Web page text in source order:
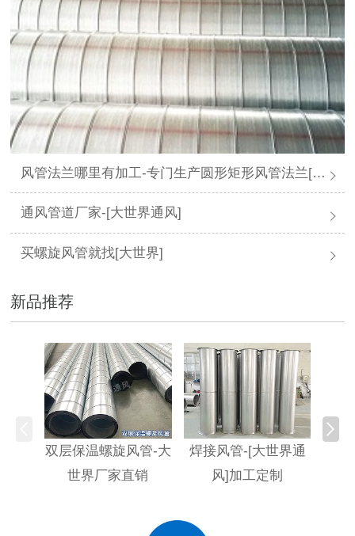
风管法兰哪里有加工-专门生产圆形矩形风管法兰[大世界通风]
通风管道厂家-[大世界通风]
买螺旋风管就找[大世界]
新品推荐
双层保温螺旋风管-大
世界厂家直销
焊接风管-[大世界通
风]加工定制